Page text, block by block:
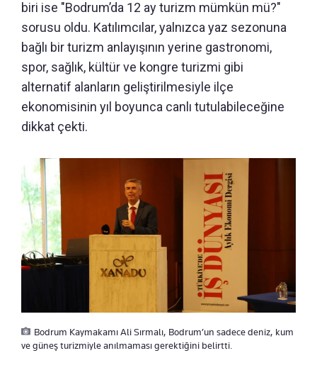
biri ise "Bodrum’da 12 ay turizm mümkün mü?"
sorusu oldu. Katılımcılar, yalnızca yaz sezonuna
bağlı bir turizm anlayışının yerine gastronomi,
spor, sağlık, kültür ve kongre turizmi gibi
alternatif alanların geliştirilmesiyle ilçe
ekonomisinin yıl boyunca canlı tutulabileceğine
dikkat çekti.
Bodrum Kaymakamı Ali Sırmalı, Bodrum’un sadece deniz, kum
ve güneş turizmiyle anılmaması gerektiğini belirtti.